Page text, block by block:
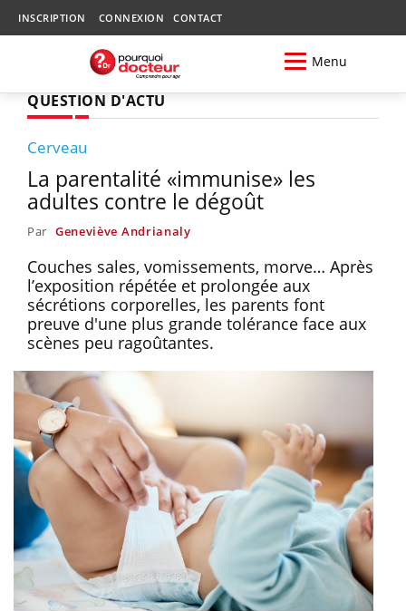
INSCRIPTION CONNEXION CONTACT
Menu
QUESTION D'ACTU
Cerveau
La parentalité «immunise» les
adultes contre le dégoût
Par Geneviève Andrianaly
Couches sales, vomissements, morve… Après
l’exposition répétée et prolongée aux
sécrétions corporelles, les parents font
preuve d'une plus grande tolérance face aux
scènes peu ragoûtantes.